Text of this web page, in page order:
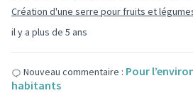
il y a plus de 5 ans
Création d'une serre pour fruits et
Nouveau commentaire : Pour
habitants